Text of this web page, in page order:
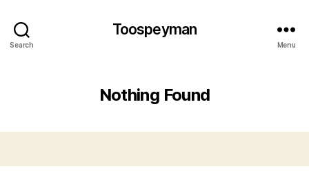
Search
Toospeyman
Menu
Nothing Found